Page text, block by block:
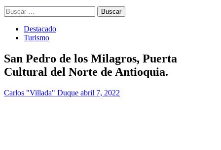
Buscar:
Destacado
Turismo
San Pedro de los Milagros, Puerta
Cultural del Norte de Antioquia.
Carlos "Villada" Duque abril 7, 2022